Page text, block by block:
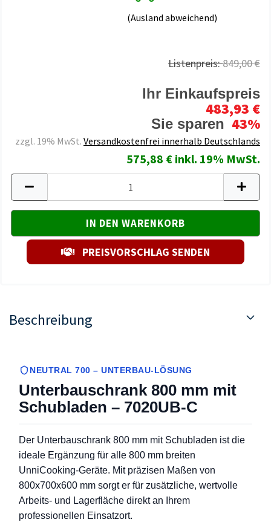
(Ausland abweichend)
Listenpreis:849,00 €
Ihr Einkaufspreis
483,93 €
Sie sparen 43%
zzgl. 19% MwSt. Versandkostenfrei innerhalb Deutschlands
575,88 € inkl. 19% MwSt.
PREISVORSCHLAG SENDEN
Beschreibung
NEUTRAL 700 – UNTERBAU-LÖSUNG
Unterbauschrank 800 mm mit
Schubladen – 7020UB-C
Der Unterbauschrank 800 mm mit Schubladen ist die
ideale Ergänzung für alle 800 mm breiten
UnniCooking-Geräte. Mit präzisen Maßen von
800x700x600 mm sorgt er für zusätzliche, wertvolle
Arbeits- und Lagerfläche direkt an Ihrem
professionellen Einsatzort.